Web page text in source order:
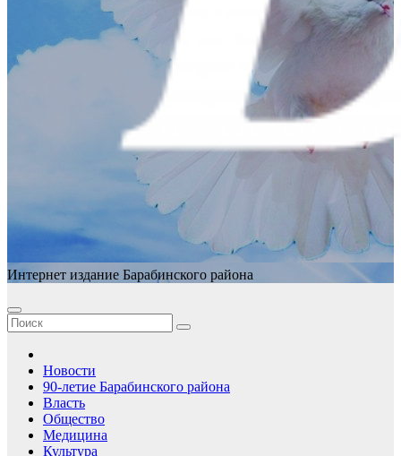
Интернет издание Барабинского района
Новости
90-летие Барабинского района
Власть
Общество
Медицина
Культура